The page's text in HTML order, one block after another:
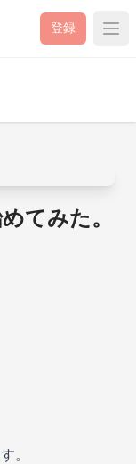
登録
てみた。
。